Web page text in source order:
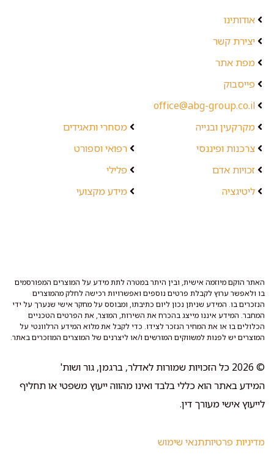
אודותינו
יצירת קשר
מפת אתר
פייסבוק
office@abg-group.co.il
מקרקעין ובנייה
צרכנות ופיננסי
זכויות אדם
ליטיגציה
מסחרי ותאגידים
רפואי וספורט
פלילי
מידע מקצועי
האתר הוקם מיוזמה אישית, ובין היתר במטרה לתת מידע על המוצרים המפורסמים
בו ולאפשר ערוץ לקבלת פרטים נוספים ואפשרויות רכישה לחלק מהמוצרים
הנזכרים בו. המידע שניתן נכון ליום כתיבתו, ומבוסס על מחקר אישי שנערך על ידי
המחבר. המידע איננו מייצג בהכרח את השירות, המוצר, את הפרטים הטכניים
הכלולים בו או את המחיר הנזכר לצידו. כדי לקבל את מלוא המידע הרלוונטי על
המוצרים יש לפנות למשווקים המורשים ו/או ליצרנים של המוצרים המוזכרים באתר.
© 2026 כל הזכויות שמורות לאדלר, ברגמן, גור ושות'
המידע באתר הוא כללי בלבד ואינו מהווה ייעוץ משפטי או תחליף
לייעוץ אישי מעורך דין.
מדיניות פרטיותתנאי שימוש